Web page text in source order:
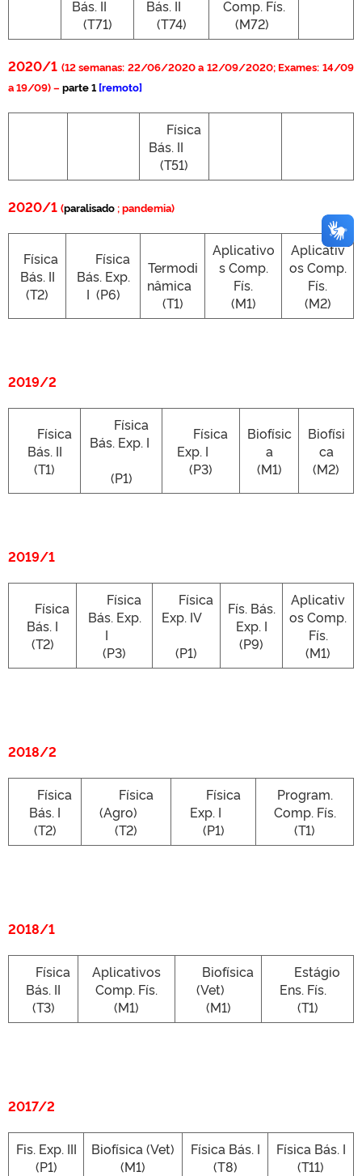
Bás. II
(T71)
Bás. II
(T74)
Comp. Fís.
(M72)
2020/1 (12 semanas: 22/06/2020 a 12/09/2020; Exames: 14/09
a 19/09) –parte 1 [remoto]
Física
Bás. II
(T51)
2020/1 (paralisado ; pandemia)
Física
Bás. II
(T2)
Física
Bás. Exp.
I (P6)
Termodi
nâmica
(T1)
Aplicativo
s Comp.
Fís.
(M1)
Aplicativ
os Comp.
Fís.
(M2)
2019/2
Física
Bás. II
(T1)
Física
Bás. Exp. I
(P1)
Física
Exp. I
(P3)
Biofísic
a
(M1)
Biofísi
ca
(M2)
2019/1
Física
Bás. I
(T2)
Física
Bás. Exp.
I
(P3)
Física
Exp. IV
(P1)
Fís. Bás.
Exp. I
(P9)
Aplicativ
os Comp.
Fís.
(M1)
2018/2
Física
Bás. I
(T2)
Física
(Agro)
(T2)
Física
Exp. I
(P1)
Program.
Comp. Fís.
(T1)
2018/1
Física
Bás. II
(T3)
Aplicativos
Comp. Fís.
(M1)
Biofísica
(Vet)
(M1)
Estágio
Ens. Fís.
(T1)
2017/2
Fis. Exp. III
(P1)
Biofísica (Vet)
(M1)
Física Bás. I
(T8)
Física Bás. I
(T11)